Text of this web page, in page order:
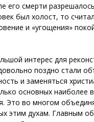
его смерти
был холост, то
и «угощения»
интерес для
поздно стали
и заменяться
основных
Это во многом
этим духам. Главным